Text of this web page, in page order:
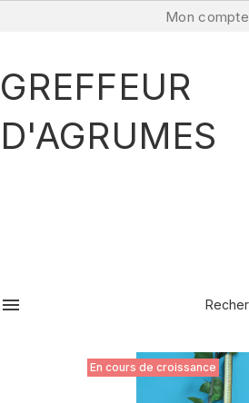
Mon compte
GREFFEUR
D'AGRUMES

En cours de croissance
En cours de croissance